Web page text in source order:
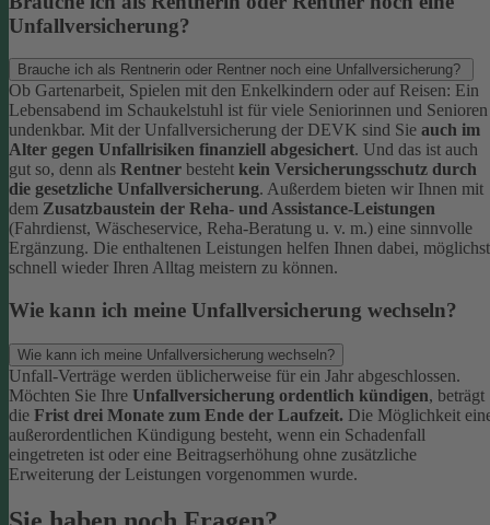
Unfallversicherung?
Brauche ich als Rentnerin oder Rentner noch eine Unfallversicherung?
Ob Gartenarbeit, Spielen mit den Enkelkindern oder auf Reisen: Ein
Lebensabend im Schaukelstuhl ist für viele Seniorinnen und Senioren
undenkbar. Mit der Unfallversicherung der DEVK sind Sie auch im
Alter gegen Unfallrisiken finanziell abgesichert. Und das ist auch
gut so, denn als Rentner besteht kein Versicherungsschutz durch
die gesetzliche Unfallversicherung. Außerdem bieten wir Ihnen mit
dem Zusatzbaustein der Reha- und Assistance-Leistungen
(Fahrdienst, Wäscheservice, Reha-Beratung u. v. m.) eine sinnvolle
Ergänzung. Die enthaltenen Leistungen helfen Ihnen dabei, möglichst
schnell wieder Ihren Alltag meistern zu können.
Wie kann ich meine Unfallversicherung wechseln?
Wie kann ich meine Unfallversicherung wechseln?
Unfall-Verträge werden üblicherweise für ein Jahr abgeschlossen.
Möchten Sie Ihre Unfallversicherung ordentlich kündigen, beträgt
die Frist drei Monate zum Ende der Laufzeit. Die Möglichkeit
außerordentlichen Kündigung besteht, wenn ein Schadenfall
eingetreten ist oder eine Beitragserhöhung ohne zusätzliche
Erweiterung der Leistungen vorgenommen wurde.